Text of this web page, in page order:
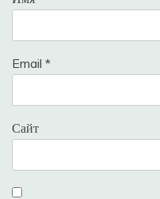
Email *
Сайт